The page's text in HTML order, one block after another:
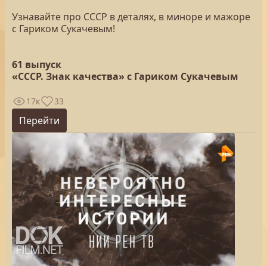
Узнавайте про СССР в деталях, в миноре и мажоре
с Гариком Сукачевым!
61 выпуск
«СССР. Знак качества» с Гариком Сукачевым
17к 33
Перейти